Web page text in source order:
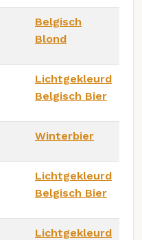
Belgisch
Blond
Lichtgekleurd
Belgisch Bier
Winterbier
Lichtgekleurd
Belgisch Bier
Lichtgekleurd